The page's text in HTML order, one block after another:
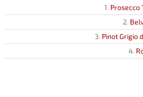
Prosecco
Pinot Grigio